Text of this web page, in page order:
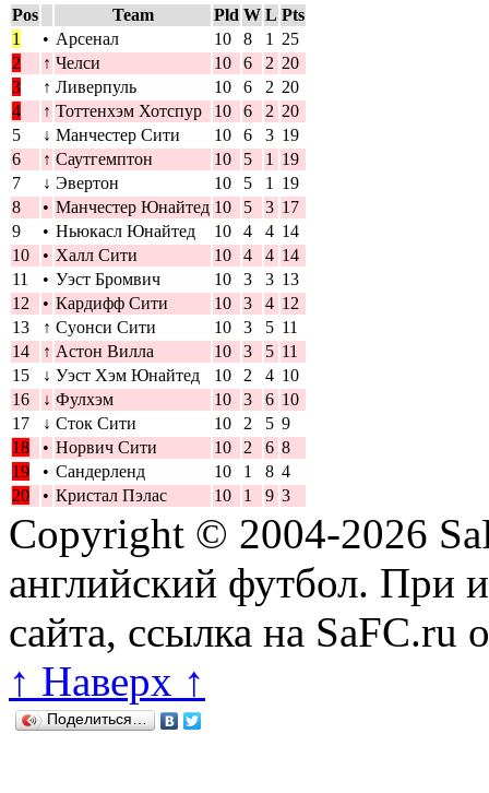
Pos Team Pld W L Pts
1
• Арсенал 10 8 1
25
2
↑ Челси 10 6 2 20
3
↑ Ливерпуль 10 6 2 20
4
↑ Тоттенхэм Хотспур 10 6 2 20
5
↓ Манчестер Сити 10 6 3 19
6
↑ Саутгемптон 10 5 1
19
7
↓ Эвертон 10 5 1
19
8
• Манчестер Юнайтед 10 5 3 17
9
• Ньюкасл Юнайтед 10 4 4 14
10
• Халл Сити 10 4 4 14
11
• Уэст Бромвич 10 3 3 13
12
• Кардифф Сити 10 3 4 12
13
↑ Суонси Сити 10 3 5 11
14
↑ Астон Вилла 10 3 5 11
15
↓ Уэст Хэм Юнайтед 10 2 4 10
16
↓ Фулхэм 10 3 6 10
17
↓ Сток Сити 10 2 5 9
18
• Норвич Сити 10 2 6 8
19
• Сандерленд 10 1 8 4
20
• Кристал Пэлас 10 1 9 3
Copyright © 2004-2026
английский футбол. При
сайта, ссылка на SaFC.ru
↑ Наверх ↑
Поделиться…